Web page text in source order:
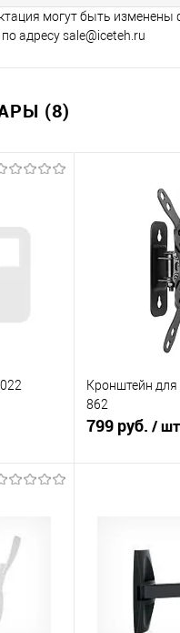
могут быть
адресу sale@iceteh.ru
(8)
сравнению
Кронштейн для
862
799 руб. / шт
В избранное